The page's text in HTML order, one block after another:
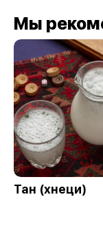
Мы
Тан (хнеци)